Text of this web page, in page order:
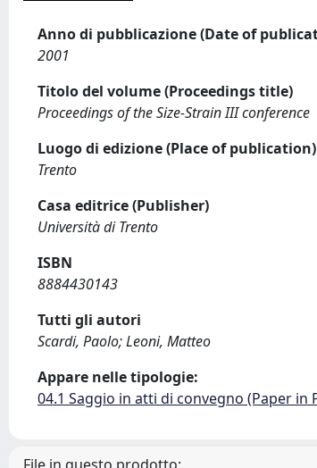
Anno di pubblicazione (Date of
2001
Titolo del volume (Proceedings title)
Proceedings of the Size-Strain III conference
Luogo di edizione (Place of publication)
Trento
Casa editrice (Publisher)
Università di Trento
ISBN
8884430143
Tutti gli autori
Scardi, Paolo; Leoni, Matteo
Appare nelle tipologie:
04.1 Saggio in atti di convegno (Paper in